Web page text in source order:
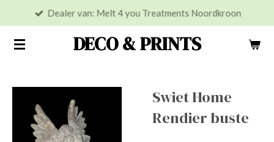
naar
DECO & PRINTS
Dealer van: Melt 4 you Treatments Noordkroon
Swiet Home
Rendier buste